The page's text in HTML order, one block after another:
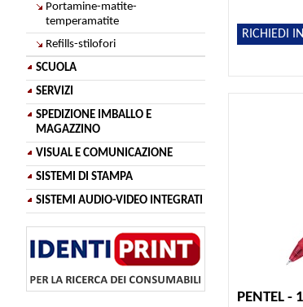
Portamine-matite-
temperamatite
Refills-stilofori
SCUOLA
SERVIZI
SPEDIZIONE IMBALLO E
MAGAZZINO
VISUAL E COMUNICAZIONE
SISTEMI DI STAMPA
SISTEMI AUDIO-VIDEO INTEGRATI
RICHIEDI
PENTEL -